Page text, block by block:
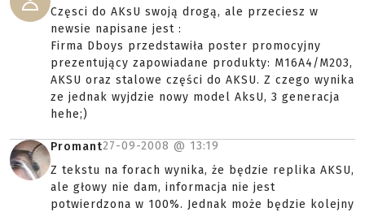
Częsci do AKsU swoją drogą, ale przeciesz w
newsie napisane jest :
Firma Dboys przedstawiła poster promocyjny
prezentujący zapowiadane produkty: M16A4/M203,
AKSU oraz stalowe części do AKSU. Z czego wynika
ze jednak wyjdzie nowy model AksU, 3 generacja
hehe;)
Promant27-09-2008 @ 13:19
Z tekstu na forach wynika, że będzie replika AKSU,
ale głowy nie dam, informacja nie jest
potwierdzona w 100%. Jednak może będzie kolejny